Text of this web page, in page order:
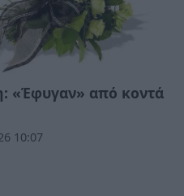
«Έφυγαν» από κοντά
10:07